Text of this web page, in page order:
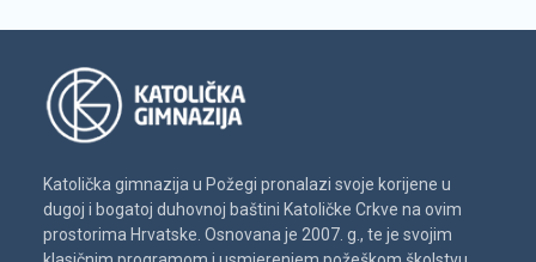
Katolička gimnazija u Požegi pronalazi svoje korijene u
dugoj i bogatoj duhovnoj baštini Katoličke Crkve na ovim
prostorima Hrvatske. Osnovana je 2007. g., te je svojim